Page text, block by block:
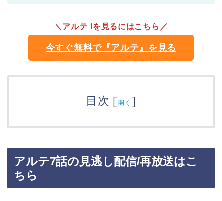
＼アルテ !を見るにはこちら／
今すぐ無料で『アルテ』を見る
目次 [開く ]
アルテ7話の見逃し配信/再放送はこ
ちら